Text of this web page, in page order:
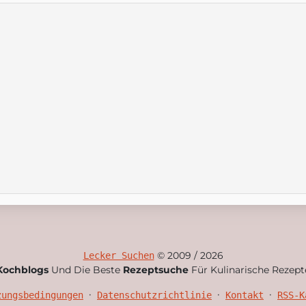
Lecker Suchen© 2009 / 2026
Und Die Beste Rezeptsuche Für Kulinarische
• Datenschutzrichtlinie • Kontakt • RSS-